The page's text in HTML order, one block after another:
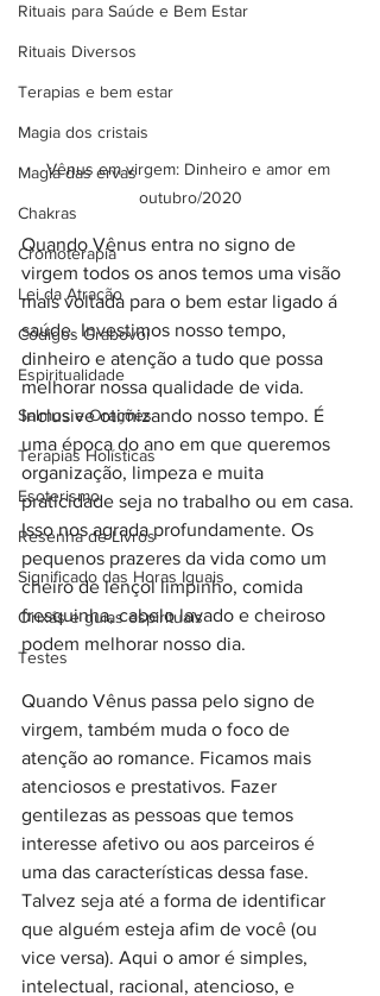
Rituais para Saúde e Bem Estar
Rituais Diversos
Terapias e bem estar
Magia dos cristais
Magia das ervas
Chakras
Cromoterapia
Lei da Atração
Códigos Grabovoi
Espiritualidade
Salmos e Orações
Terapias Holísticas
Esoterismo
Resenha de Livros
Significado das Horas Iguais
Orixás e guias espirituais
Testes
Vênus em virgem: Dinheiro e amor em
outubro/2020
Quando Vênus entra no signo de
virgem todos os anos temos uma visão
mais voltada para o bem estar ligado á
saúde. Investimos nosso tempo,
dinheiro e atenção a tudo que possa
melhorar nossa qualidade de vida.
Inclusive otimizando nosso tempo. É
uma época do ano em que queremos
organização, limpeza e muita
praticidade seja no trabalho ou em casa.
Isso nos agrada profundamente. Os
pequenos prazeres da vida como um
cheiro de lençol limpinho, comida
fresquinha, cabelo lavado e cheiroso
podem melhorar nosso dia.
Quando Vênus passa pelo signo de
virgem, também muda o foco de
atenção ao romance. Ficamos mais
atenciosos e prestativos. Fazer
gentilezas as pessoas que temos
interesse afetivo ou aos parceiros é
uma das características dessa fase.
Talvez seja até a forma de identificar
que alguém esteja afim de você (ou
vice versa). Aqui o amor é simples,
intelectual, racional, atencioso, e